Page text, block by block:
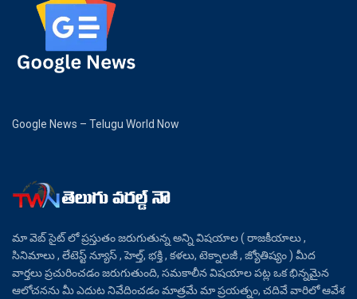
Google News – Telugu World Now
మా వెబ్ సైట్ లో ప్రస్తుతం జరుగుతున్న అన్ని విషయాల ( రాజకీయాలు ,
సినిమాలు , లేటెస్ట్ న్యూస్ , హెల్త్, భక్తి , కళలు, టెక్నాలజీ , జ్యోతిష్యం ) మీద
వార్తలు ప్రచురించడం జరుగుతుంది, సమకాలీన విషయాల పట్ల ఒక భిన్నమైన
ఆలోచనను మీ ఎదుట నివేదించడం మాత్రమే మా ప్రయత్నం, చదివే వారిలో ఆవేశ